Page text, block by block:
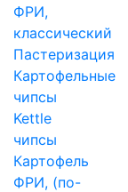
ФРИ,
классический
Пастеризация
Картофельные
чипсы
Kettle
чипсы
Картофель
ФРИ, (по-